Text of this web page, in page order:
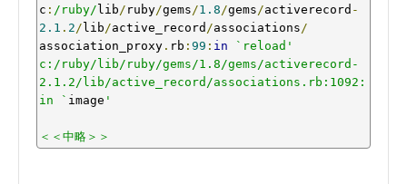
c : /ruby/ lib/ ruby/gems/1.8/gems/activerecord -
2.1 . 2/ lib/active_record /associations/
association_proxy . rb : 99 : in
`reload'
c:/ruby/lib/ruby/gems/1.8/gems/activerecord-
2.1.2/lib/active_record/associations.rb:1092:
in ` image '
＜＜中略＞＞